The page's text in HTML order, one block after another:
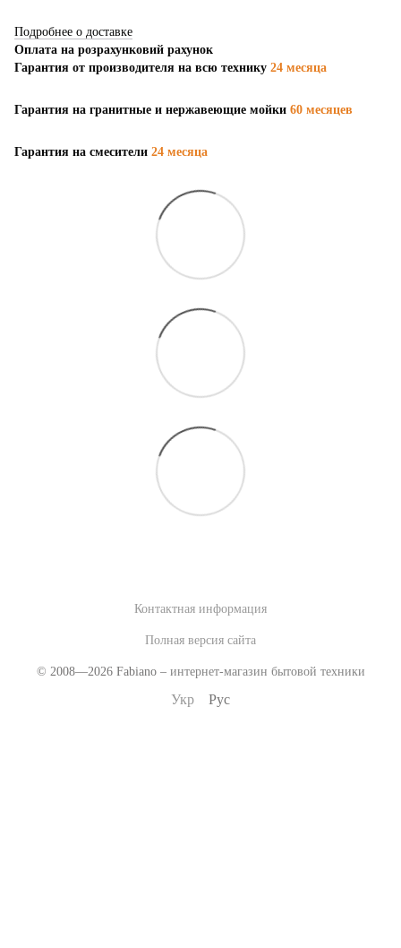
Подробнее о доставке
Оплата на розрахунковий рахунок
Гарантия от производителя на всю технику 24 месяца
Гарантия на гранитные и нержавеющие мойки 60 месяцев
Гарантия на смесители 24 месяца
Контактная информация
Полная версия сайта
© 2008—2026 Fabiano – интернет-магазин бытовой техники
Укр Рус